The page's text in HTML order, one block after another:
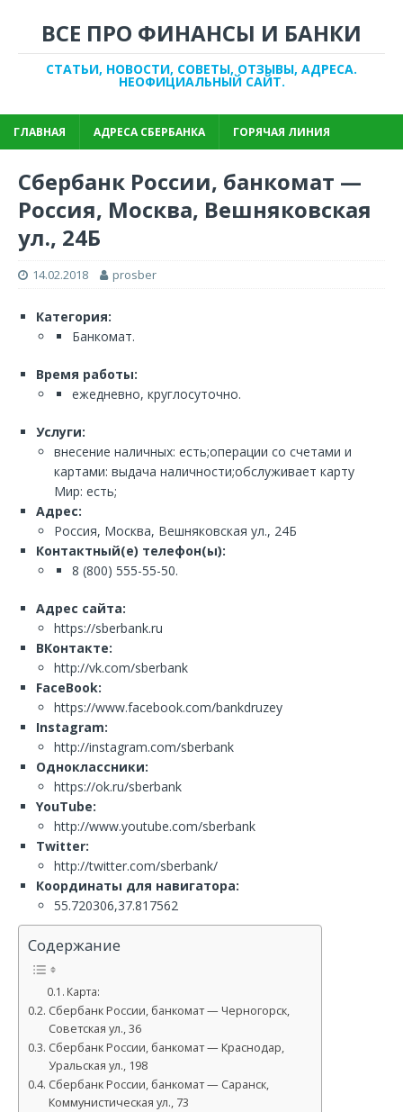
ВСЕ ПРО ФИНАНСЫ И БАНКИ
СТАТЬИ, НОВОСТИ, СОВЕТЫ, ОТЗЫВЫ, АДРЕСА.
НЕОФИЦИАЛЬНЫЙ САЙТ.
ГЛАВНАЯ АДРЕСА СБЕРБАНКА ГОРЯЧАЯ ЛИНИЯ
Сбербанк России, банкомат —
Россия, Москва, Вешняковская
ул., 24Б
14.02.2018 prosber
Категория:
Банкомат.
Время работы:
ежедневно, круглосуточно.
Услуги:
внесение наличных: есть;операции со счетами и
картами: выдача наличности;обслуживает карту
Мир: есть;
Адрес:
Россия, Москва, Вешняковская ул., 24Б
Контактный(е) телефон(ы):
8 (800) 555-55-50.
Адрес сайта:
https://sberbank.ru
ВКонтакте:
http://vk.com/sberbank
FaceBook:
https://www.facebook.com/bankdruzey
Instagram:
http://instagram.com/sberbank
Одноклассники:
https://ok.ru/sberbank
YouTube:
http://www.youtube.com/sberbank
Twitter:
http://twitter.com/sberbank/
Координаты для навигатора:
55.720306,37.817562
Содержание
Карта:
Сбербанк России, банкомат — Черногорск,
Советская ул., 36
Сбербанк России, банкомат — Краснодар,
Уральская ул., 198
Сбербанк России, банкомат — Саранск,
Коммунистическая ул., 73